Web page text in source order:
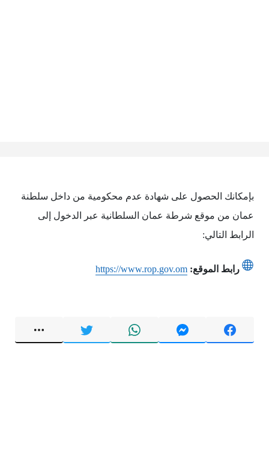
بإمكانك الحصول على شهادة عدم محكومية من داخل سلطنة
عمان من موقع شرطة عمان السلطانية عبر الدخول إلى
الرابط التالي:
رابط الموقع: https://www.rop.gov.om